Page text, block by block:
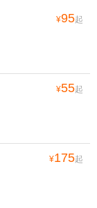
¥95起
¥55起
¥175起